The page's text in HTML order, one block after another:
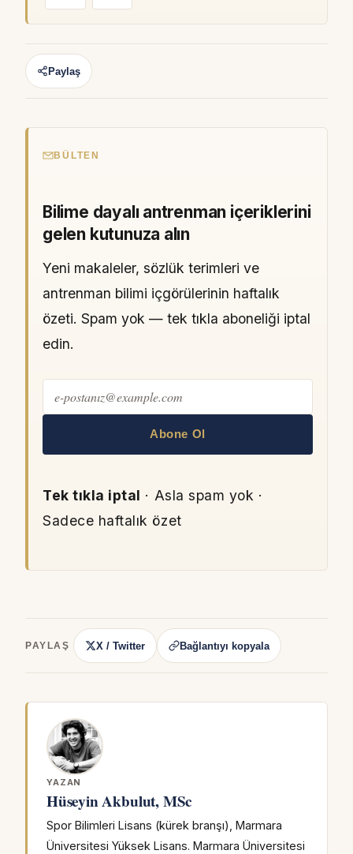
Paylaş
BÜLTEN
Bilime dayalı antrenman içeriklerini
gelen kutunuza alın
Yeni makaleler, sözlük terimleri ve
antrenman bilimi içgörülerinin haftalık
özeti. Spam yok — tek tıkla aboneliği iptal
edin.
Abone Ol
Tek tıkla iptal · Asla spam yok ·
Sadece haftalık özet
PAYLAŞ X / Twitter Bağlantıyı kopyala
YAZAN
Hüseyin Akbulut, MSc
Spor Bilimleri Lisans (kürek branşı), Marmara
Üniversitesi Yüksek Lisans. Marmara Üniversitesi